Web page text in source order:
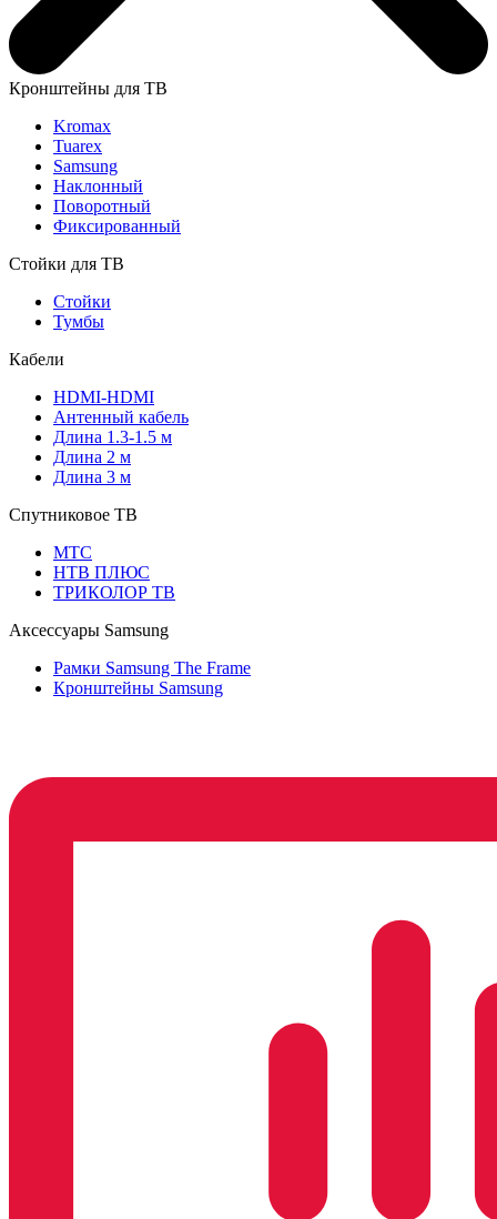
Кронштейны для ТВ
Kromax
Tuarex
Samsung
Наклонный
Поворотный
Фиксированный
Стойки для ТВ
Стойки
Тумбы
Кабели
HDMI-HDMI
Антенный кабель
Длина 1.3-1.5 м
Длина 2 м
Длина 3 м
Спутниковое ТВ
МТС
НТВ ПЛЮС
ТРИКОЛОР ТВ
Аксессуары Samsung
Рамки Samsung The Frame
Кронштейны Samsung